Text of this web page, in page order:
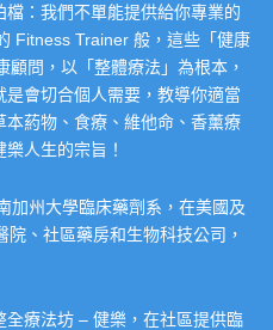
檔：我們不單能提供給你專業的
Fitness Trainer 般，這些「健康
問，以「整體療法」為根本，
會切合個人需要，教導你適當
葯物、食療、維他命、香薰療
人生的宗旨！
加州大學臨床藥劑系，在美國及
、社區藥房和生物科技公司，
療法坊 – 健樂，在社區提供臨